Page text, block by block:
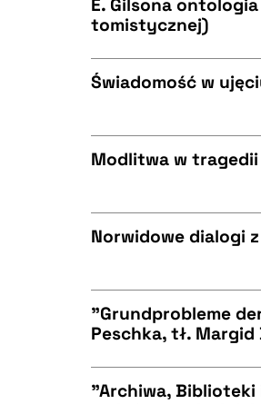
BIBTEX
BIBTEX
E. Gilsona
tomistycznej)
BIBTEX
Świadomość w
BIBTEX
Modlitwa w
BIBTEX
Norwidowe dialogi
"Grundprobleme
Peschka, tł.
"Archiwa, Biblioteki